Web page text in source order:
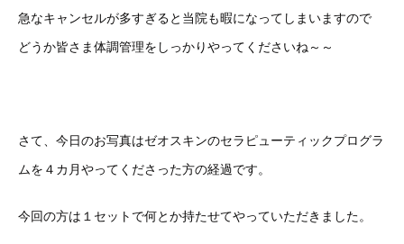
急なキャンセルが多すぎると当院も暇になってしまいますので
どうか皆さま体調管理をしっかりやってくださいね～～
さて、今日のお写真はゼオスキンのセラピューティックプログラ
ムを４カ月やってくださった方の経過です。
今回の方は１セットで何とか持たせてやっていただきました。